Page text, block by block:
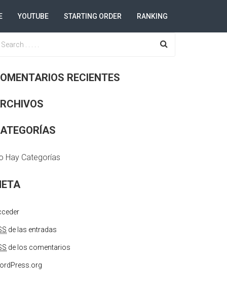
YOUTUBE STARTING ORDER RANKING
RECIENTES
Hay Categorías
de las entradas
de los comentarios